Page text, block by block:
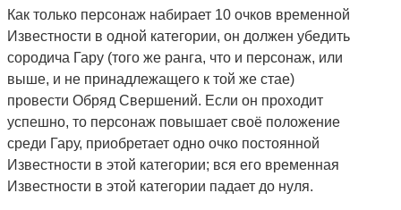
Как только персонаж набирает 10 очков временной
Известности в одной категории, он должен убедить
сородича Гару (того же ранга, что и персонаж, или
выше, и не принадлежащего к той же стае)
провести Обряд Свершений. Если он проходит
успешно, то персонаж повышает своё положение
среди Гару, приобретает одно очко постоянной
Известности в этой категории; вся его временная
Известности в этой категории падает до нуля.